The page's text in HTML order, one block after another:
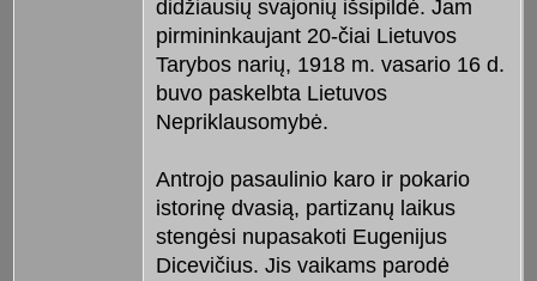
didžiausių svajonių išsipildė. Jam
pirmininkaujant 20-čiai Lietuvos
Tarybos narių, 1918 m. vasario 16 d.
buvo paskelbta Lietuvos
Nepriklausomybė.
Antrojo pasaulinio karo ir pokario
istorinę dvasią, partizanų laikus
stengėsi nupasakoti Eugenijus
Dicevičius. Jis vaikams parodė